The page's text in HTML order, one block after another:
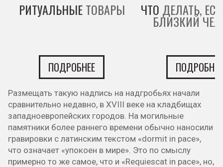
РИТУАЛЬНЫЕТОВАРЫ
ПОДРОБНЕЕ
ЧТО ДЕЛАТЬ,
БЛИЗКИЙ
ПОДРОБНЕЕ
Размещать такую надпись на надгробьях начали
сравнительно недавно, в XVIII веке на кладбищах
западноевропейских городов. На могильные
памятники более раннего времени обычно наносили
гравировки с латинским текстом «dormit in pace»,
что означает «упокоен в мире». Это по смыслу
примерно то же самое, что и «Requiescat in pace», но,